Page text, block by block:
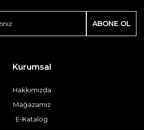
ABONE OL
Kurumsal
Hakkımızda
Mağazamız
E-Katalog